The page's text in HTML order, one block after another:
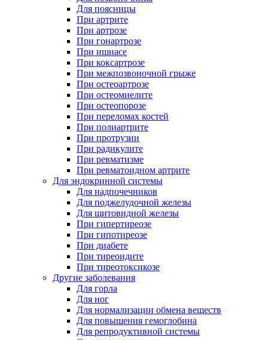
Для поясницы
При артрите
При артрозе
При гонартрозе
При ишиасе
При коксартрозе
При межпозвоночной грыже
При остеоартрозе
При остеомиелите
При остеопорозе
При переломах костей
При полиартрите
При протрузии
При радикулите
При ревматизме
При ревматоидном артрите
Для эндокринной системы
Для надпочечников
Для поджелудочной железы
Для щитовидной железы
При гипертиреозе
При гипотиреозе
При диабете
При тиреоидите
При тиреотоксикозе
Другие заболевания
Для горла
Для ног
Для нормализации обмена веществ
Для повышения гемоглобина
Для репродуктивной системы